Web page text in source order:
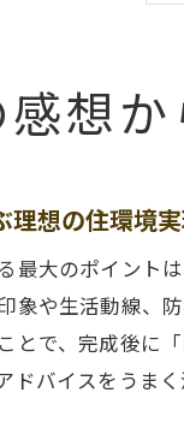
想
理想の住環境
最大のポイント
象や生活動線、
とで、完成後に
ドバイスをうま